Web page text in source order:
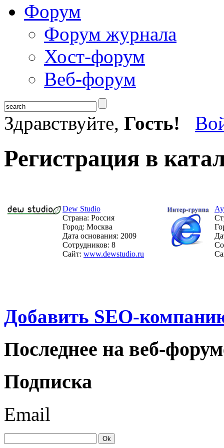
Форум
Форум журнала
Хост-форум
Веб-форум
Здравствуйте, Гость!
Регистрация в
Dew Studio
Страна: Россия
Город: Москва
Дата основания: 2009
Сотрудников: 8
Сайт: www.dewstudio.ru
Добавить SEO-
Последнее на веб-
Подписка
Email